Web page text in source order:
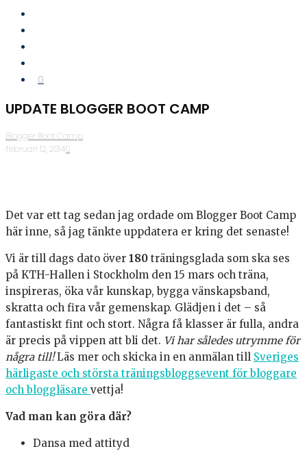
0
UPDATE BLOGGER BOOT CAMP
Blogger Boot Camp
·februari 12, 2014·0
Det var ett tag sedan jag ordade om Blogger Boot Camp
här inne, så jag tänkte uppdatera er kring det senaste!
Vi är till dags dato över 180 träningsglada som ska ses
på KTH-Hallen i Stockholm den 15 mars och träna,
inspireras, öka vår kunskap, bygga vänskapsband,
skratta och fira vår gemenskap. Glädjen i det – så
fantastiskt fint och stort. Några få klasser är fulla, andra
är precis på vippen att bli det. Vi har således utrymme för
några till!Läs mer och skicka in en anmälan till Sveriges
härligaste och största träningsbloggsevent för bloggare
och bloggläsare vettja!
Vad man kan göra där?
Dansa med attityd